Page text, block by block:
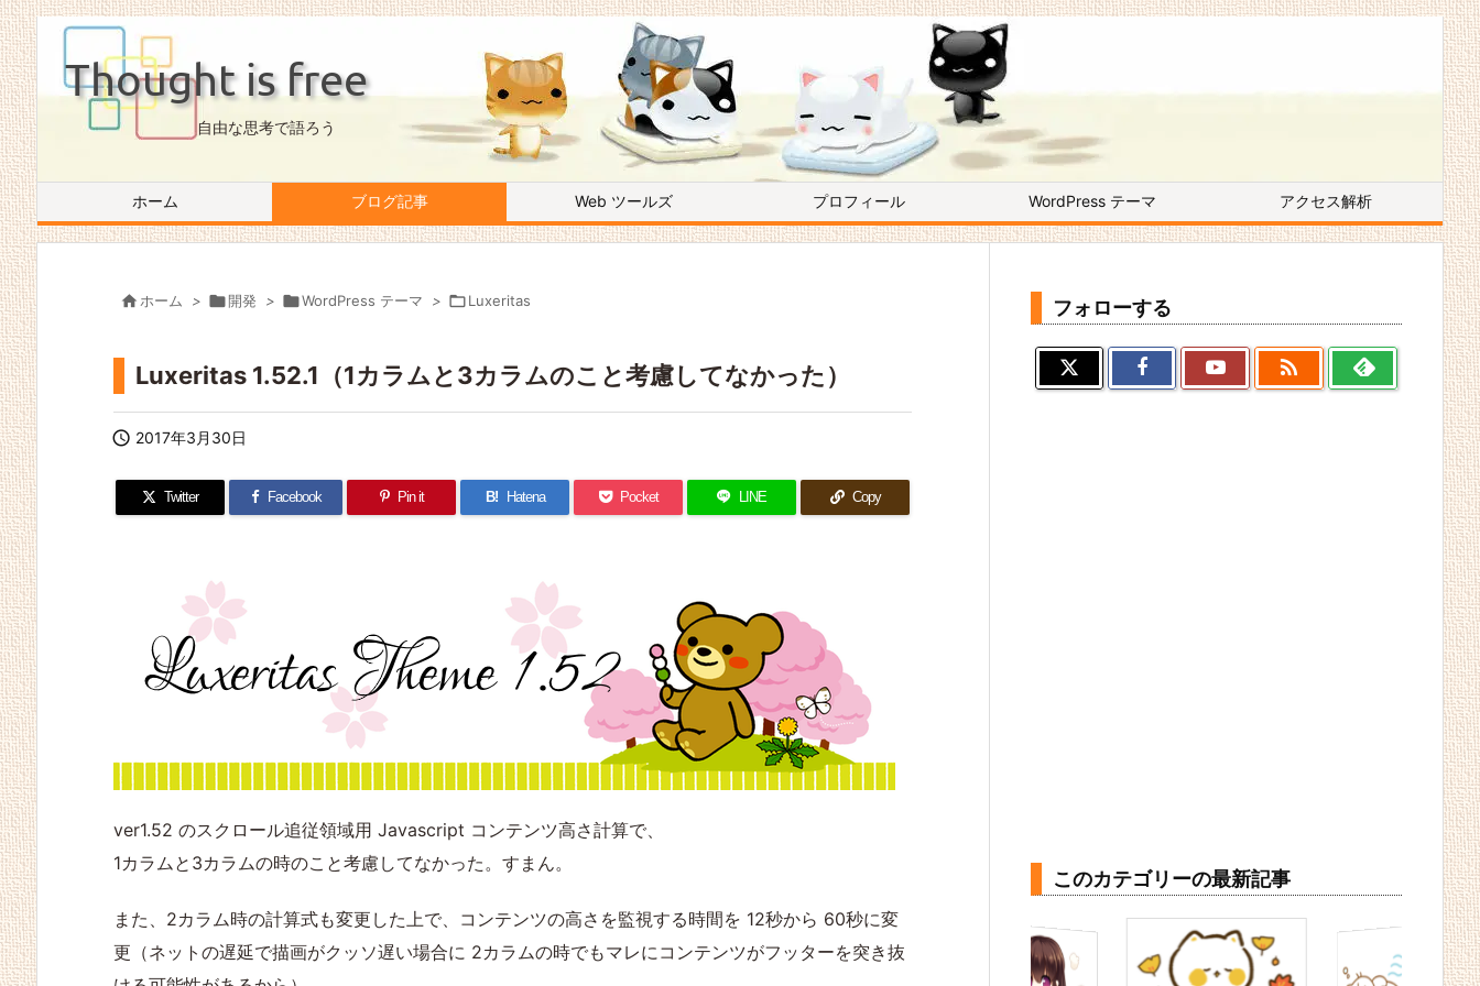
Thought is free
自由な思考で語ろう
ホーム ブログ記事 Web ツールズ プロフィール WordPress テーマ アクセス解析
 ホーム > 開発 > WordPress テーマ > Luxeritas
Luxeritas 1.52.1（1カラムと3カラムのこと考慮してなかった）
 2017年3月30日
Twitter Facebook Pin it B! Hatena Pocket LINE Copy
ver1.52 のスクロール追従領域用 Javascript コンテンツ高さ計算で、
1カラムと3カラムの時のこと考慮してなかった。すまん。
また、2カラム時の計算式も変更した上で、コンテンツの高さを監視する時間を 12秒から 60秒に変
更（ネットの遅延で描画がクッソ遅い場合に 2カラムの時でもマレにコンテンツがフッターを突き抜
フォローする

このカテゴリーの最新記事